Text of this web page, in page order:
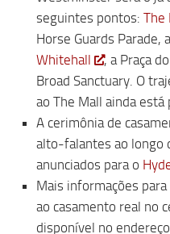
seguintes pontos: The
Horse Guards Parade,
Whitehall
, a Praça do
Broad Sanctuary. O
ao The Mall ainda
A cerimônia de
alto-falantes ao longo
anunciados para o
Mais informações
ao casamento real no
disponível no endereço